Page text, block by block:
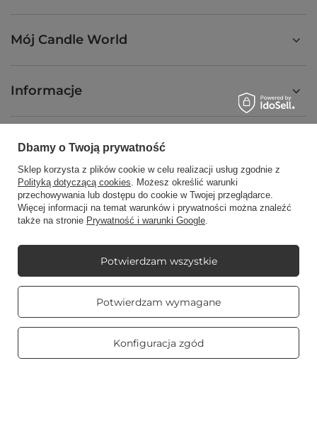
Mój Candle World
Informacje
Świece zapachowe
Na skróty
Blog
+48512350052 shop@candleworld.eu
Tarnowska 23/2,61-323Poznań
Dbamy o Twoją prywatność
Sklep korzysta z plików cookie w celu realizacji usług zgodnie z
Polityką dotyczącą cookies. Możesz określić warunki
przechowywania lub dostępu do cookie w Twojej przeglądarce.
Więcej informacji na temat warunków i prywatności można znaleźć
także na stronie Prywatność i warunki Google.
Potwierdzam wymagane
Konfiguracja zgód
Potwierdzam wszystkie